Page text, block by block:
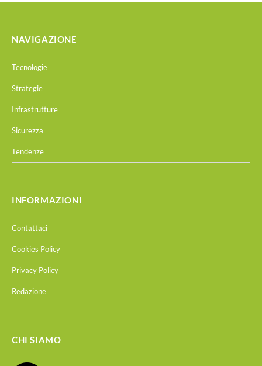
NAVIGAZIONE
Tecnologie
Strategie
Infrastrutture
Sicurezza
Tendenze
INFORMAZIONI
Contattaci
Cookies Policy
Privacy Policy
Redazione
CHI SIAMO